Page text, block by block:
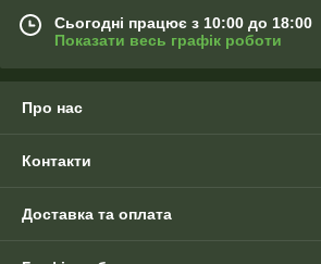
Сьогодні працює з 10:00 до 18:00
Показати весь графік роботи
Про нас
Контакти
Доставка та оплата